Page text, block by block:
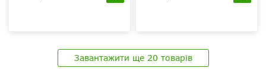
Завантажити ще 20 товарів